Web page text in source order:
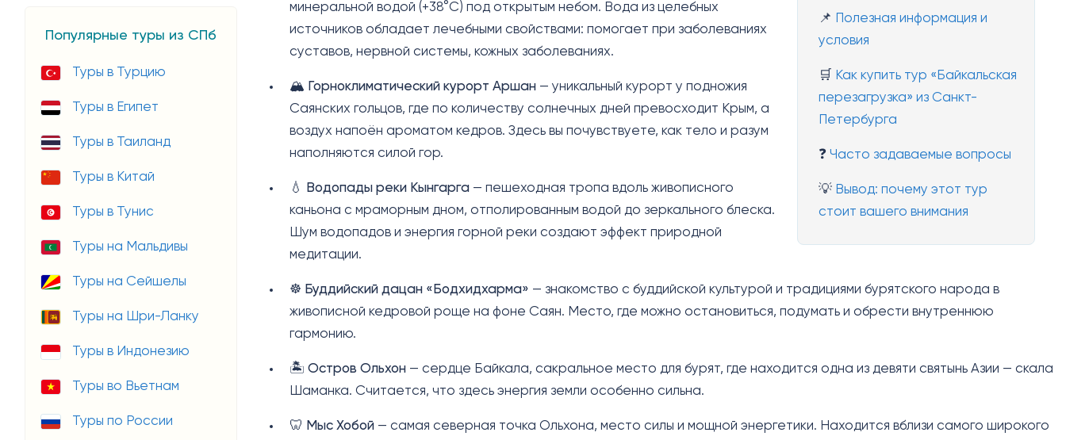
Популярные туры из СПб
Туры в Турцию
Туры в Египет
Туры в Таиланд
Туры в Китай
Туры в Тунис
Туры на Мальдивы
Туры на Сейшелы
Туры на Шри-Ланку
Туры в Индонезию
Туры во Вьетнам
Туры по России
📌 Полезная информация и
условия
🛒 Как купить тур «Байкальская
перезагрузка» из Санкт-
Петербурга
❓Часто задаваемые вопросы
💡 Вывод: почему этот тур
стоит вашего внимания
минеральной водой (+38°C) под открытым небом. Вода из целебных
источников обладает лечебными свойствами: помогает при заболеваниях
суставов, нервной системы, кожных заболеваниях.
🏔️ Горноклиматический курорт Аршан — уникальный курорт у подножия
Саянских гольцов, где по количеству солнечных дней превосходит Крым, а
воздух напоён ароматом кедров. Здесь вы почувствуете, как тело и разум
наполняются силой гор.
💧 Водопады реки Кынгарга — пешеходная тропа вдоль живописного
каньона с мраморным дном, отполированным водой до зеркального блеска.
Шум водопадов и энергия горной реки создают эффект природной
медитации.
☸️ Буддийский дацан «Бодхидхарма» — знакомство с буддийской культурой и традициями бурятского народа в
живописной кедровой роще на фоне Саян. Место, где можно остановиться, подумать и обрести внутреннюю
гармонию.
🏝️Остров Ольхон — сердце Байкала, сакральное место для бурят, где находится одна из девяти святынь Азии — скала
Шаманка. Считается, что здесь энергия земли особенно сильна.
🦷 Мыс Хобой — самая северная точка Ольхона, место силы и мощной энергетики. Находится вблизи самого широкого